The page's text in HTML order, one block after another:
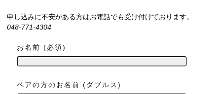
申し込みに不安がある方はお電話でも受け付けております。
048-771-4304
お名前 (必須)
ペアの方のお名前 (ダブルス)